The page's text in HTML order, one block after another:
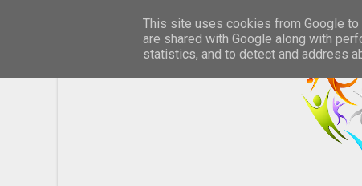
This site uses cookies from Google
are shared with Google along with
statistics, and to detect and address